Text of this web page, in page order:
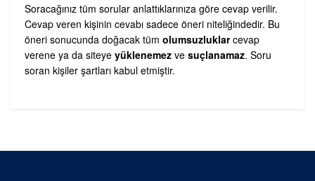
Soracağınız tüm sorular anlattıklarınıza göre cevap verilir.
Cevap veren kişinin cevabı sadece öneri niteliğindedir. Bu
öneri sonucunda doğacak tüm olumsuzluklarcevap
verene ya da siteye yüklenemez ve suçlanamaz. Soru
soran kişiler şartları kabul etmiştir.